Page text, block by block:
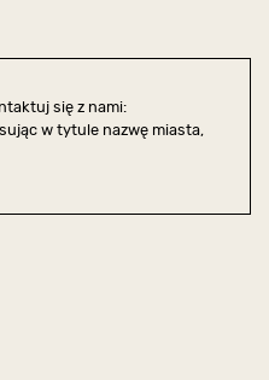
się z nami:
w tytule nazwę miasta,